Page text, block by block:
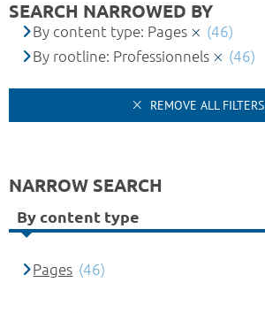
SEARCH NARROWED BY
By content type: Pages
(46)
By rootline: Professionnels
(46)
REMOVE ALL FILTERS
NARROW SEARCH
By content type
Pages (46)